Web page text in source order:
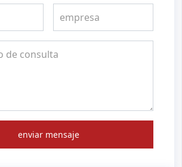
enviar mensaje